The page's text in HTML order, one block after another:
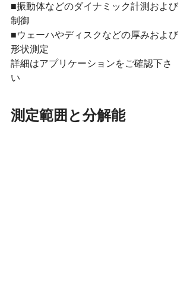
■振動体などのダイナミック計測および
制御
■ウェーハやディスクなどの厚みおよび
形状測定
詳細はアプリケーションをご確認下さ
い
測定範囲と分解能